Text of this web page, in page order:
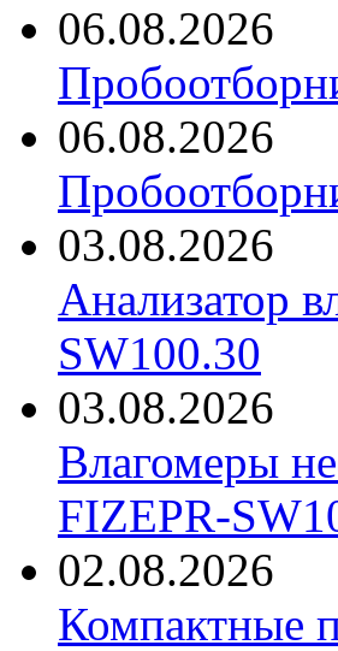
06.08.2026
06.08.2026
03.08.2026
Анализатор
SW100.30
03.08.2026
Влагомеры
FIZEPR-
02.08.2026
Компактные